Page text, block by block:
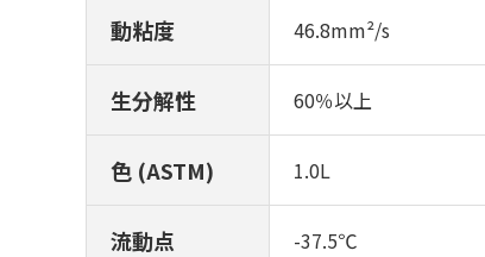
動粘度 46.8mm²/s
生分解性 60％以上
色 (ASTM) 1.0L
流動点 -37.5℃